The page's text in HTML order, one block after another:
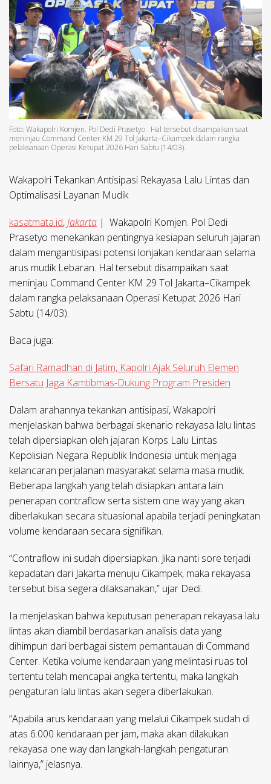
Foto: Wakapolri Komjen. Pol Dedi Prasetyo . Hal tersebut disampaikan saat
meninjau Command Center KM 29 Tol Jakarta–Cikampek dalam rangka
pelaksanaan Operasi Ketupat 2026 Hari Sabtu (14/03).
Wakapolri Tekankan Antisipasi Rekayasa Lalu Lintas dan
Optimalisasi Layanan Mudik
kasatmata.id,Jakarta | Wakapolri Komjen. Pol Dedi
Prasetyo menekankan pentingnya kesiapan seluruh jajaran
dalam mengantisipasi potensi lonjakan kendaraan selama
arus mudik Lebaran. Hal tersebut disampaikan saat
meninjau Command Center KM 29 Tol Jakarta–Cikampek
dalam rangka pelaksanaan Operasi Ketupat 2026 Hari
Sabtu (14/03).
Baca juga:
Safari Ramadhan di Jatim, Kapolri Ajak Seluruh Elemen
Bersatu Jaga Kamtibmas-Dukung Program Presiden
Dalam arahannya tekankan antisipasi, Wakapolri
menjelaskan bahwa berbagai skenario rekayasa lalu lintas
telah dipersiapkan oleh jajaran Korps Lalu Lintas
Kepolisian Negara Republik Indonesia untuk menjaga
kelancaran perjalanan masyarakat selama masa mudik.
Beberapa langkah yang telah disiapkan antara lain
penerapan contraflow serta sistem one way yang akan
diberlakukan secara situasional apabila terjadi peningkatan
volume kendaraan secara signifikan.
“Contraflow ini sudah dipersiapkan. Jika nanti sore terjadi
kepadatan dari Jakarta menuju Cikampek, maka rekayasa
tersebut bisa segera dilaksanakan,” ujar Dedi.
Ia menjelaskan bahwa keputusan penerapan rekayasa lalu
lintas akan diambil berdasarkan analisis data yang
dihimpun dari berbagai sistem pemantauan di Command
Center. Ketika volume kendaraan yang melintasi ruas tol
tertentu telah mencapai angka tertentu, maka langkah
pengaturan lalu lintas akan segera diberlakukan.
“Apabila arus kendaraan yang melalui Cikampek sudah di
atas 6.000 kendaraan per jam, maka akan dilakukan
rekayasa one way dan langkah-langkah pengaturan
lainnya,” jelasnya.